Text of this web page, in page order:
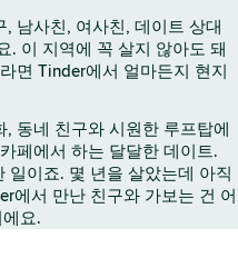
남사친, 여사친, 데이트 상대
. 이 지역에 꼭 살지 않아도 돼
면 Tinder에서 얼마든지 현지
동네 친구와 시원한 루프탑에
페에서 하는 달달한 데이트.
이죠. 몇 년을 살았는데 아직
에서 만난 친구와 가보는 건 어
요.